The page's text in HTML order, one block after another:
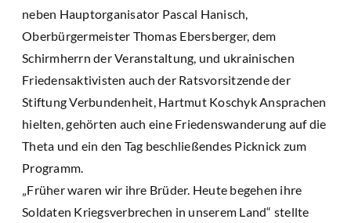
neben Hauptorganisator Pascal Hanisch,
Oberbürgermeister Thomas Ebersberger, dem
Schirmherrn der Veranstaltung, und ukrainischen
Friedensaktivisten auch der Ratsvorsitzende der
Stiftung Verbundenheit, Hartmut Koschyk Ansprachen
hielten, gehörten auch eine Friedenswanderung auf die
Theta und ein den Tag beschließendes Picknick zum
Programm.
„Früher waren wir ihre Brüder. Heute begehen ihre
Soldaten Kriegsverbrechen in unserem Land“ stellte